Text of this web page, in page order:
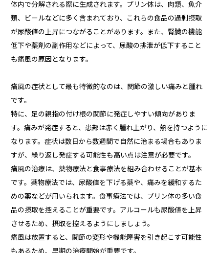
体内で分解される際に生成されます。プリン体は、肉類、魚介
類、ビールなどに多く含まれており、これらの食品の過剰摂取
が尿酸値の上昇につながることがあります。また、腎臓の機能
低下や薬剤の副作用などによって、尿酸の排泄が低下すること
も痛風の原因となります。
痛風の症状として最も特徴的なのは、関節の激しい痛みと腫れ
です。
特に、足の親指の付け根の関節に発症しやすい傾向がありま
す。痛みが発症すると、患部は赤く腫れ上がり、熱を持つように
なります。症状は数日から数週間で自然に治まる場合もありま
すが、繰り返し発症する可能性も高い点は注意が必要です。
痛風の治療は、薬物療法と食事療法を組み合わせることが基本
です。薬物療法では、尿酸値を下げる薬や、痛みを緩和するた
めの薬などが用いられます。食事療法では、プリン体の多い食
品の摂取を控えることが重要です。アルコールも尿酸値を上昇
させるため、摂取を控えるようにしましょう。
痛風は放置すると、関節の変形や機能障害を引き起こす可能性
もあるため、早期の治療開始が重要です。